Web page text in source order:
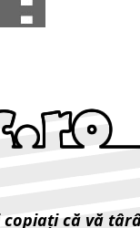
copiaţi că vă